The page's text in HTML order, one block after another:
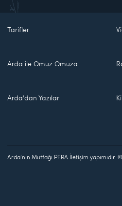
Tarifler
Arda ile Omuz Omuza
Arda'dan Yazılar
Arda'nın Mutfağı PERA İletişim yapımıdır.